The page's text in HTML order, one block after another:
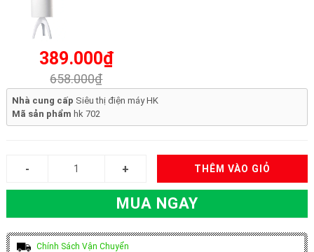
389.000₫
658.000₫
Nhà cung cấp Siêu thị điện máy HK
Mã sản phẩm hk 702
THÊM VÀO GIỎ
MUA NGAY
Chính Sách Vận Chuyển